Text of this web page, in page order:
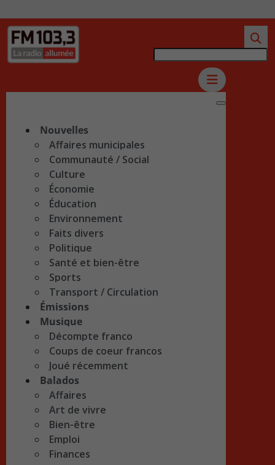
Nouvelles
Affaires municipales
Communauté / Social
Culture
Économie
Éducation
Environnement
Faits divers
Politique
Santé et bien-être
Sports
Transport / Circulation
Émissions
Musique
Décompte franco
Coups de coeur francos
Joué récemment
Balados
Affaires
Art de vivre
Bien-être
Emploi
Finances